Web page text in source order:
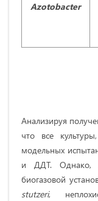
Azotobacter
Анализируя
что все
модельных
и ДДТ. Однако,
биогазовой
stutzeri,